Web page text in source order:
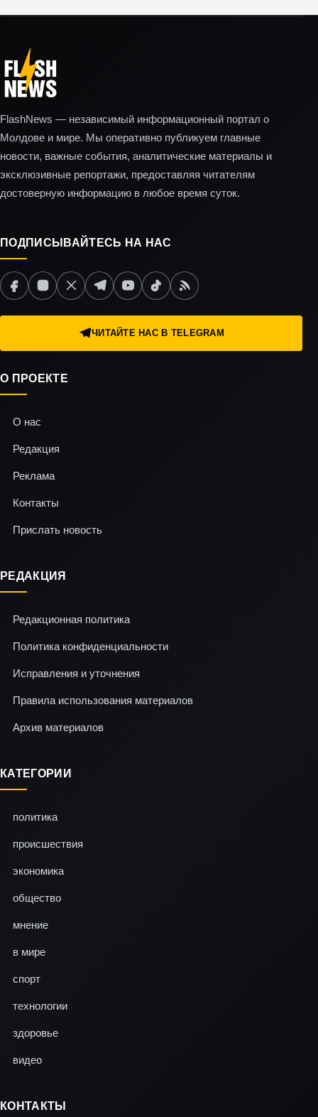
FlashNews — независимый информационный портал о
Молдове и мире. Мы оперативно публикуем главные
новости, важные события, аналитические материалы и
эксклюзивные репортажи, предоставляя читателям
достоверную информацию в любое время суток.
ПОДПИСЫВАЙТЕСЬ НА НАС
ЧИТАЙТЕ НАС В TELEGRAM
О ПРОЕКТЕ
О нас
Редакция
Реклама
Контакты
Прислать новость
РЕДАКЦИЯ
Редакционная политика
Политика конфиденциальности
Исправления и уточнения
Правила использования материалов
Архив материалов
КАТЕГОРИИ
политика
происшествия
экономика
общество
мнение
в мире
спорт
технологии
здоровье
видео
КОНТАКТЫ